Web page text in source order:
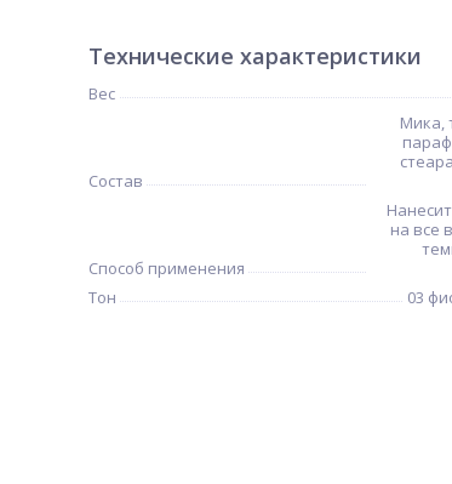
Технические характеристики
Вес
Состав
Мика,
Способ применения
на все
Тон
03